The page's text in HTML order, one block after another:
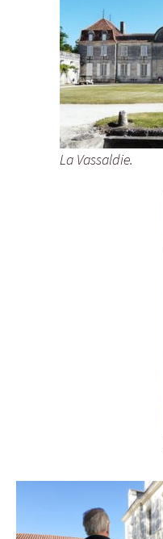
La Vassaldie.